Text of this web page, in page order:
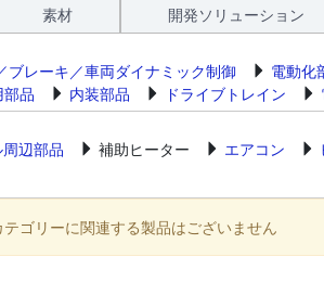
素材 開発ソリューション
ブレーキ／車両ダイナミック制御 電動化
品 内装部品 ドライブトレイン
辺部品 補助ヒーター エアコン
ゴリーに関連する製品はございません